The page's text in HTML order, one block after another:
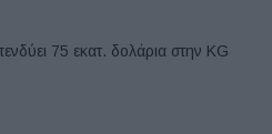
75 εκατ. δολάρια στην KG